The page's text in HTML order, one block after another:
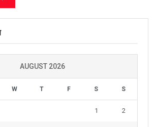
AUGUST 2026
W T F S S
1 2